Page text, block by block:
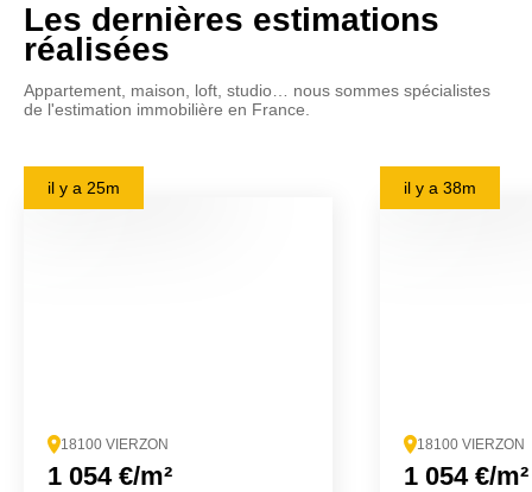
Les dernières estimations
réalisées
Appartement, maison, loft, studio… nous sommes spécialistes
de l'estimation immobilière en France.
il y a 25m
18100 VIERZON
1 054 €/m²
il y a 38m
18100 VIERZON
1 054 €/m²